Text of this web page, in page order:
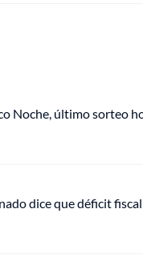
Noche, último sorteo
dice que déficit